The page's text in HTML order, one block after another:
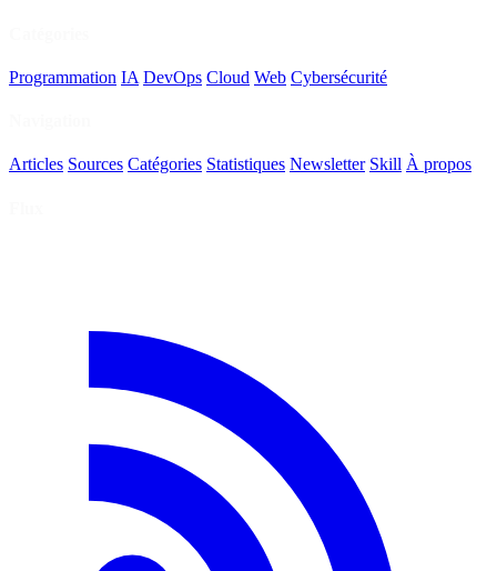
Programmation IA DevOps Cloud Web Cybersécurité
Articles Sources Catégories Statistiques Newsletter Skill À propos